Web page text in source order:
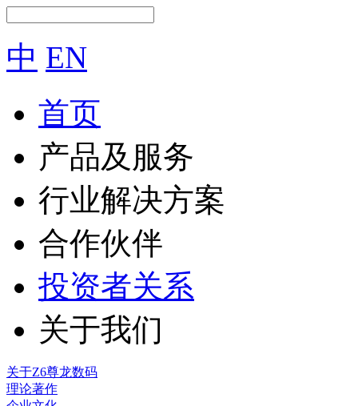
中 EN
首页
产品及服务
行业解决方案
合作伙伴
投资者关系
关于我们
关于Z6尊龙数码
理论著作